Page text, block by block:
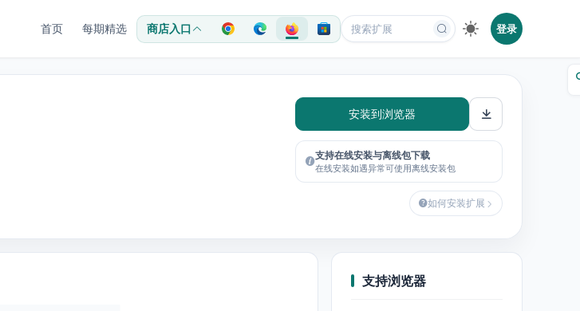
首页 每期精选 商店入口 登录
安装到浏览器
支持在线安装与离线包下载
在线安装如遇异常可使用离线安装包
如何安装扩展
支持浏览器